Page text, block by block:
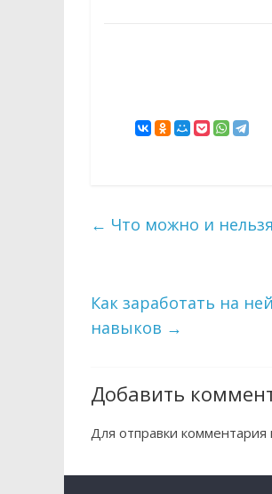
← Что можно и
Как заработать на
навыков →
Добавить
Для отправки